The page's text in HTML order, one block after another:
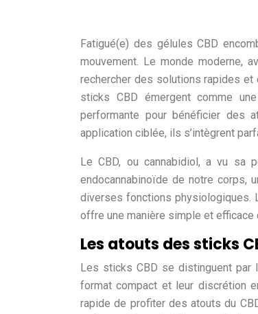
Fatigué(e) des gélules CBD
mouvement. Le monde moderne,
rechercher des solutions rapides
sticks CBD émergent comme
performante pour bénéficier des
application ciblée, ils s’intègrent
Le CBD, ou cannabidiol, a vu sa
endocannabinoïde de notre corps,
diverses fonctions physiologiques.
offre une manière simple et
Les atouts des sticks
Les sticks CBD se distinguent par
format compact et leur discrétion
rapide de profiter des atouts du